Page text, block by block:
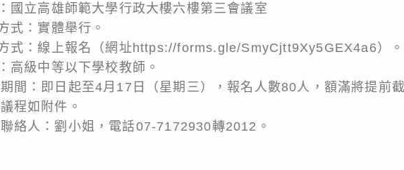
國立高雄師範大學行政大樓六樓第三會議室
式：實體舉行。
式：線上報名（網址https://forms.gle/SmyCjtt9Xy5GEX4a6）。
高級中等以下學校教師。
間：即日起至4月17日（星期三），報名人數80人，額滿將提前截
程如附件。
絡人：劉小姐，電話07-7172930轉2012。